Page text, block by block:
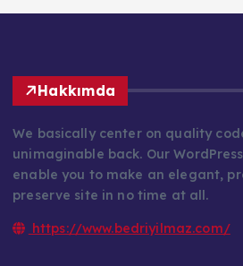
Hakkımda
unimaginable back. Our
enable you to make an elegant,
preserve site in no time at all.
https://www.bedriyilmaz.com/